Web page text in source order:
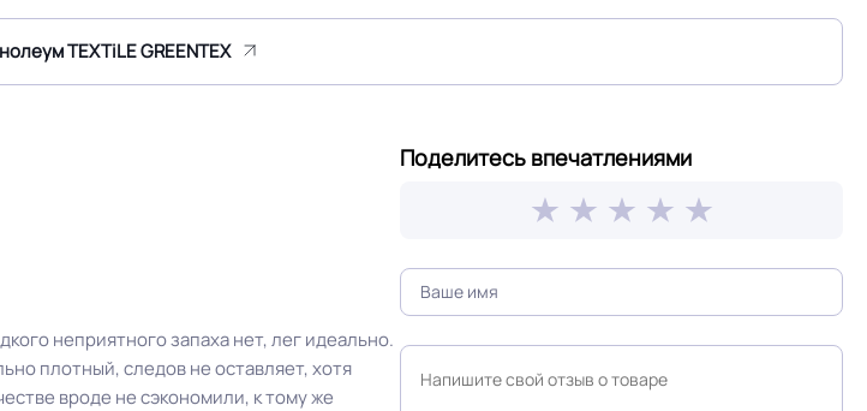
TEXTiLE GREENTEX
неприятного запаха нет, лег идеально.
плотный, следов не оставляет, хотя
вроде не сэкономили, к тому же
Поделитесь впечатлениями